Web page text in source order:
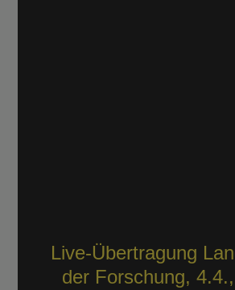
Live-Übertragung
der Forschung,